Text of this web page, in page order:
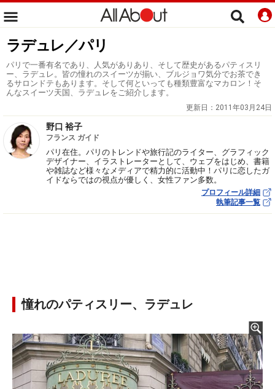
ラデュレ／パリ
パリで一番有名であり、人気がありあり、そして歴史があるパティスリ
ー、ラデュレ。皆の憧れのスイーツが揃い、ブルジョワ気分でお茶でき
るサロンドテもあります。そして何といっても種類豊富なマカロン！そ
んなスイーツ天国、ラデュレをご紹介します。
更新日： 2011年03月24日
野口 裕子
フランス ガイド
パリ在住。パリのトレンドや旅行記のライター、グラフィック
デザイナー、イラストレーターとして、ウェブをはじめ、書籍
や雑誌など様々なメディアで精力的に活動中！パリに恋したガ
イドならではの視点が優しく、女性ファン多数。
プロフィール詳細
執筆記事一覧
憧れのパティスリー、ラデュレ